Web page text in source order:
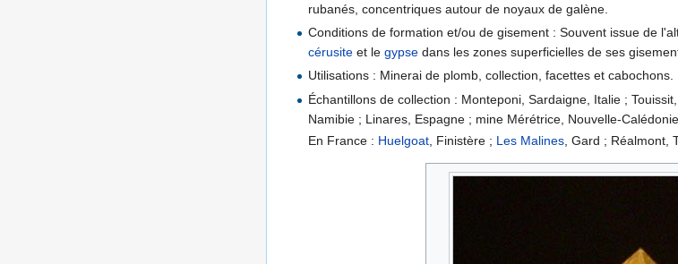
rubanés, concentriques autour de noyaux de galène.
Conditions de formation et/ou de gisement : Souvent issue de
cérusite et legypse dans les zones superficielles de ses
Utilisations : Minerai de plomb, collection, facettes et cabochons.
Échantillons de collection : Monteponi, Sardaigne, Italie ;
Namibie ; Linares, Espagne ; mine Mérétrice, Nouvelle-Calédonie
En France : Huelgoat, Finistère ; Les Malines, Gard ; Réalmont,